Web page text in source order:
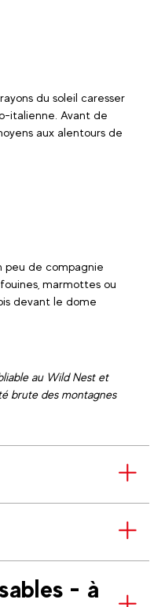
du soleil caresser
italienne. Avant de
aux alentours de
peu de compagnie
marmottes ou
devant le dome
au Wild Nest et
brute des montagnes
- à